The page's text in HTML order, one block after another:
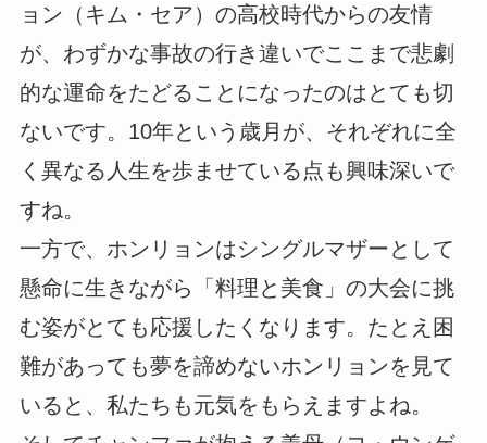
ョン（キム・セア）の高校時代からの友情
が、わずかな事故の行き違いでここまで悲劇
的な運命をたどることになったのはとても切
ないです。10年という歳月が、それぞれに全
く異なる人生を歩ませている点も興味深いで
すね。
一方で、ホンリョンはシングルマザーとして
懸命に生きながら「料理と美食」の大会に挑
む姿がとても応援したくなります。たとえ困
難があっても夢を諦めないホンリョンを見て
いると、私たちも元気をもらえますよね。